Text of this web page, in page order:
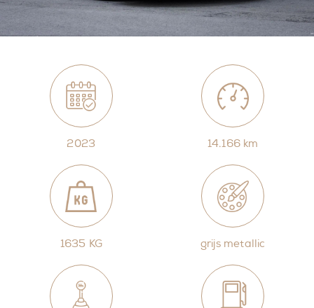
2023 14.166 km
1635 KG grijs metallic